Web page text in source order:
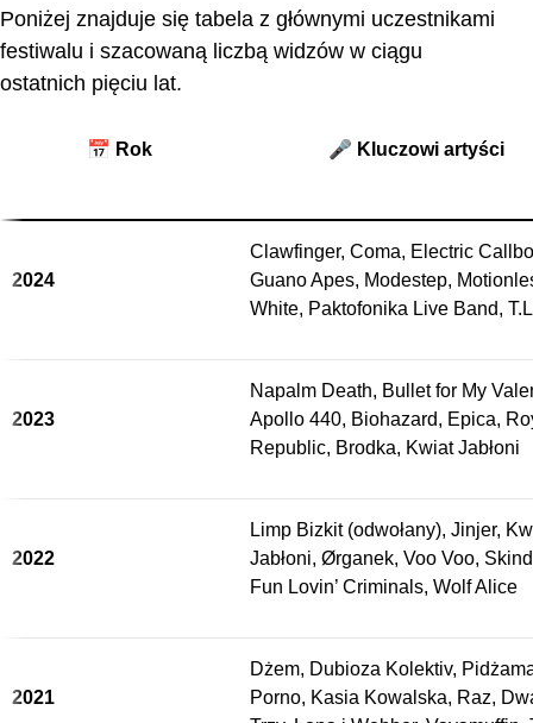
Poniżej znajduje się tabela z głównymi uczestnikami
festiwalu i szacowaną liczbą widzów w ciągu
ostatnich pięciu lat.
📅 Rok 🎤 Kluczowi artyści
2024
Clawfinger, Coma, Electric
Guano Apes, Modestep,
White, Paktofonika Live Band,
2023
Napalm Death, Bullet for My
Apollo 440, Biohazard, Epica,
Republic, Brodka, Kwiat Jabłoni
2022
Limp Bizkit (odwołany), Jinjer,
Jabłoni, Ørganek, Voo Voo,
Fun Lovin’ Criminals, Wolf Alice
2021
Dżem, Dubioza Kolektiv,
Porno, Kasia Kowalska, Raz,